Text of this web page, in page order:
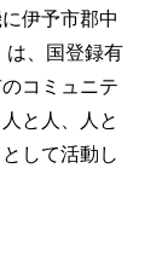
伊予市郡中
は、国登録有
コミュニテ
と人、人と
して活動し